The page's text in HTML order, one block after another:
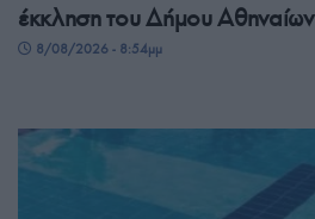
έκκληση του Δήμου Αθηναίων
8/08/2026 - 8:54μμ